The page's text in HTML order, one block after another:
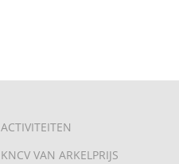
ACTIVITEITEN
KNCV VAN ARKELPRIJS